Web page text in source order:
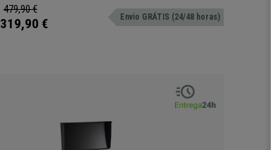
479,90 €
319,90 € Envio GRÁTIS (24/48 horas)